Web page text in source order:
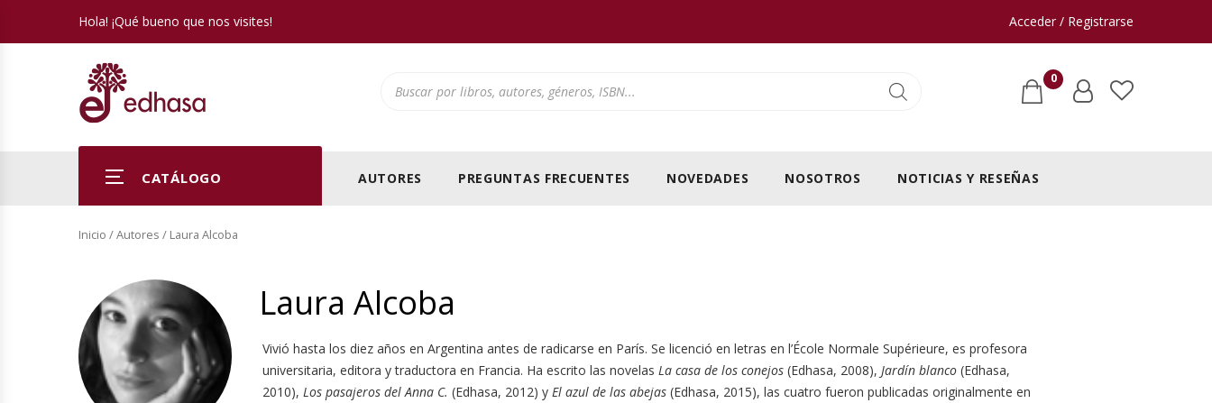
Hola! ¡Qué bueno que nos visites! Acceder / Registrarse
0
CATÁLOGO AUTORES PREGUNTAS FRECUENTES NOVEDADES NOSOTROS NOTICIAS Y RESEÑAS
Inicio / Autores / Laura Alcoba
Laura Alcoba
Vivió hasta los diez años en Argentina antes de radicarse en París. Se licenció en letras en l’École Normale Supérieure, es profesora
universitaria, editora y traductora en Francia. Ha escrito las novelas La casa de los conejos (Edhasa, 2008), Jardín blanco (Edhasa,
2010), Los pasajeros del Anna C. (Edhasa, 2012) y El azul de las abejas (Edhasa, 2015), las cuatro fueron publicadas originalmente en